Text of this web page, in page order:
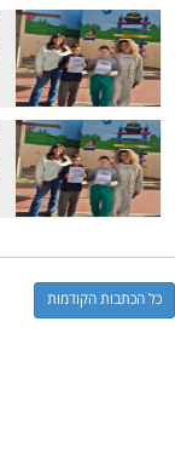
כל הכתבות הקודמות